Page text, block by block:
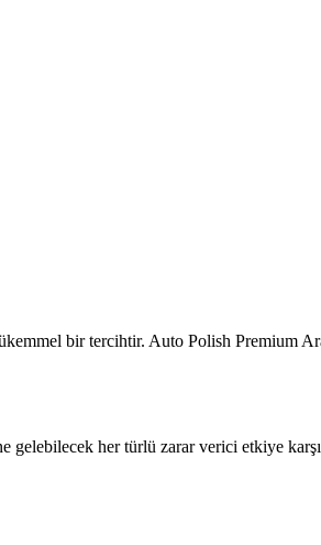
bir tercihtir. Auto Polish Premium
gelebilecek her türlü zarar verici etkiye